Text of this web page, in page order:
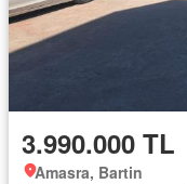
3.990.000 TL
Amasra, Bartin